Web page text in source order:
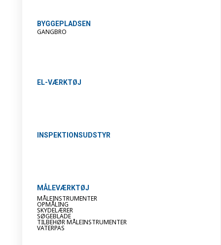
BYGGEPLADSEN
GANGBRO
EL-VÆRKTØJ
INSPEKTIONSUDSTYR
MÅLEVÆRKTØJ
MÅLEINSTRUMENTER
OPMÅLING
SKYDELÆRER
SØGEBLADE
TILBEHØR MÅLEINSTRUMENTER
VATERPAS